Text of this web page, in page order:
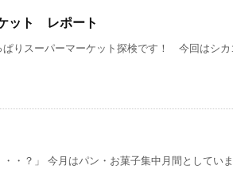
ット レポート
ぱりスーパーマーケット探検です！ 今回はシ
・？」 今月はパン・お菓子集中月間としてい